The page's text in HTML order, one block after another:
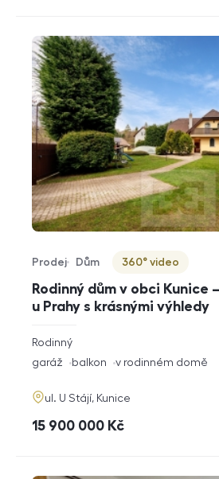
Rodinný dům v obci Kunice
u Prahy s krásnými výhledy
Typ nabídky
Prodej
Typ nemovitosti
Dům
Virtuální prohlídka
360° video
rozměry
dispozice
Rodinný
funkce
garáž balkon v rodinném domě
adresa
ul. U Stájí, Kunice
cena
15 900 000 Kč